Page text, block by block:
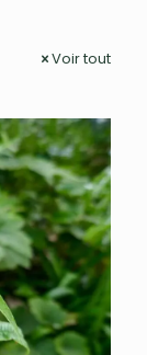
Voir tout